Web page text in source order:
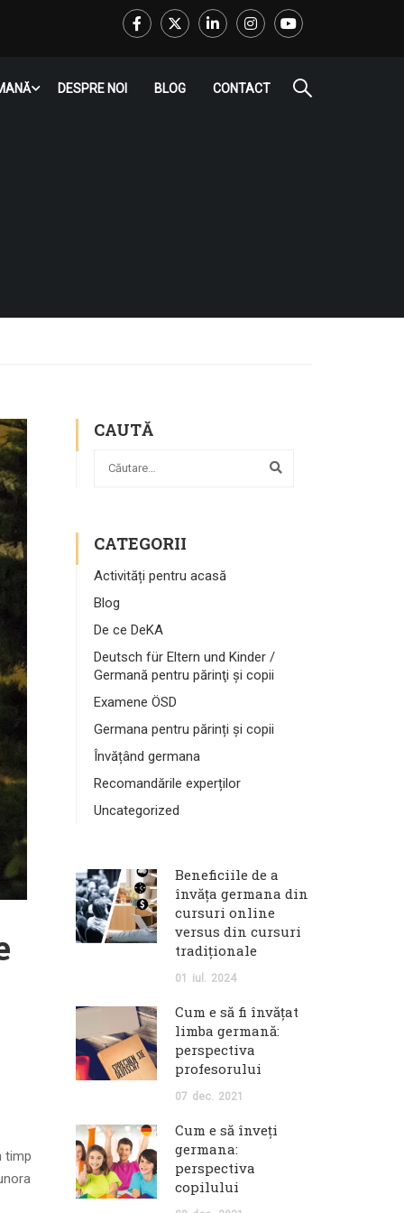
DESPRE NOI BLOG CONTACT
timp
CAUTĂ
CATEGORII
Activități pentru acasă
Blog
De ce DeKA
Deutsch für Eltern und Kinder /
Germană pentru părinţi şi copii
Examene ÖSD
Germana pentru părinți și copii
Învățând germana
Recomandările experților
Uncategorized
Beneficiile de a
învăța germana din
cursuri online
versus din cursuri
tradiționale
01 iul. 2024
Cum e să fi învăţat
limba germană:
perspectiva
profesorului
07 dec. 2021
Cum e să înveţi
germana:
perspectiva
copilului